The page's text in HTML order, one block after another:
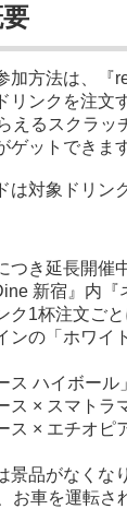
加方法は、『
リンクを注文
えるスクラッ
ゲットできます
は対象ドリン
つき延長開催
新宿』内『
ク1杯注文ご
ンの「ホワイ
ス ハイボール」
ス × スマトラ
ス × エチオピ
品がなくな
お車を運転さ